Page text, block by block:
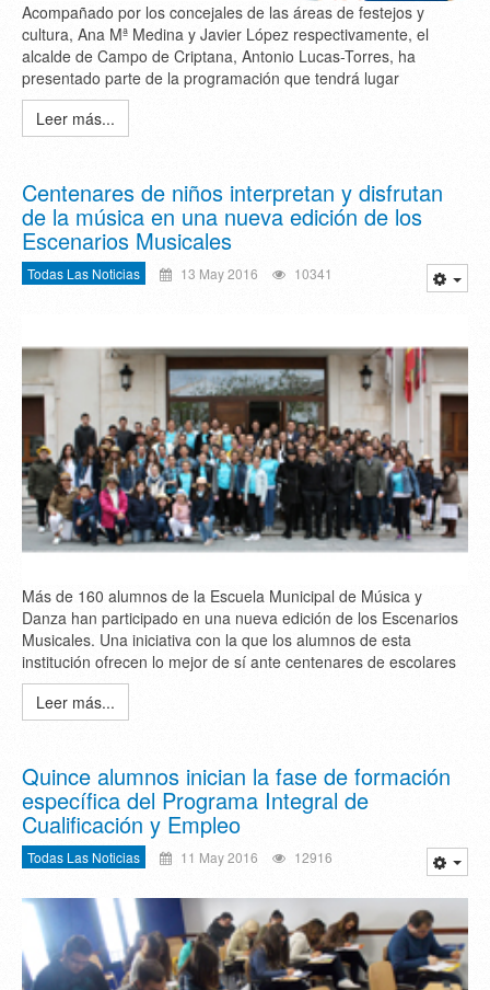
Acompañado por los concejales de las áreas de festejos y
cultura, Ana Mª Medina y Javier López respectivamente, el
alcalde de Campo de Criptana, Antonio Lucas-Torres, ha
presentado parte de la programación que tendrá lugar
Leer más...
Centenares de niños interpretan y disfrutan
de la música en una nueva edición de los
Escenarios Musicales
Todas Las Noticias 13 May 2016 10341
Más de 160 alumnos de la Escuela Municipal de Música y
Danza han participado en una nueva edición de los Escenarios
Musicales. Una iniciativa con la que los alumnos de esta
institución ofrecen lo mejor de sí ante centenares de escolares
Leer más...
Quince alumnos inician la fase de formación
específica del Programa Integral de
Cualificación y Empleo
Todas Las Noticias 11 May 2016 12916